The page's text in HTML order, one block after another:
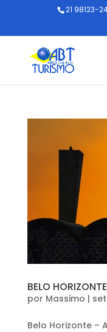
21 98123-
BELO
por Massimo |
Belo Horizonte –